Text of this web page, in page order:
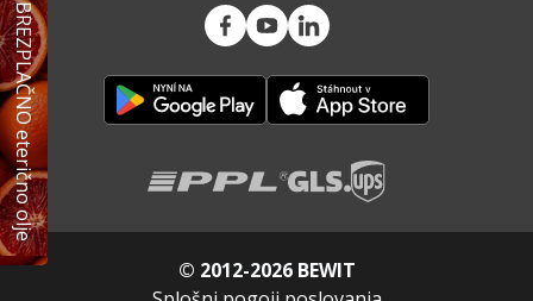
BREZPLAČNO eterično olje
© 2012-2026 BEWIT